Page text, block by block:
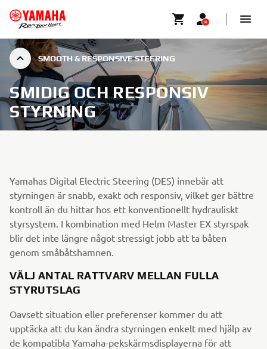
SMOOTH & RESPONSIVE STEERING
SMIDIG OCH RESPONSIV
STYRNING
Yamahas Digital Electric Steering (DES) innebär att
styrningen är snabb, exakt och responsiv, vilket ger bättre
kontroll än du hittar hos ett konventionellt hydrauliskt
styrsystem. I kombination med Helm Master EX styrspak
blir det inte längre något stressigt jobb att ta båten
genom småbåtshamnen.
VÄLJ ANTAL RATTVARV MELLAN FULLA
STYRUTSLAG
Oavsett situation eller preferenser kommer du att
upptäcka att du kan ändra styrningen enkelt med hjälp av
de kompatibla Yamaha-pekskärmsdisplayerna för att